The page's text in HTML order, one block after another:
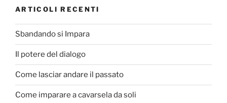
k
ARTICOLI RECENTI
Sbandando si Impara
Il potere del dialogo
Come lasciar andare il passato
Come imparare a cavarsela da soli